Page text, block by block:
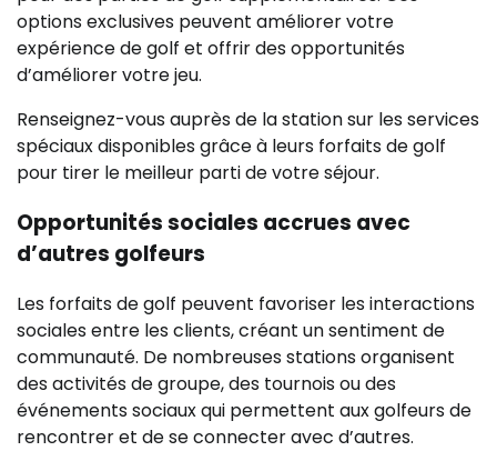
options exclusives peuvent améliorer votre
expérience de golf et offrir des opportunités
d’améliorer votre jeu.
Renseignez-vous auprès de la station sur les services
spéciaux disponibles grâce à leurs forfaits de golf
pour tirer le meilleur parti de votre séjour.
Opportunités sociales accrues avec
d’autres golfeurs
Les forfaits de golf peuvent favoriser les interactions
sociales entre les clients, créant un sentiment de
communauté. De nombreuses stations organisent
des activités de groupe, des tournois ou des
événements sociaux qui permettent aux golfeurs de
rencontrer et de se connecter avec d’autres.